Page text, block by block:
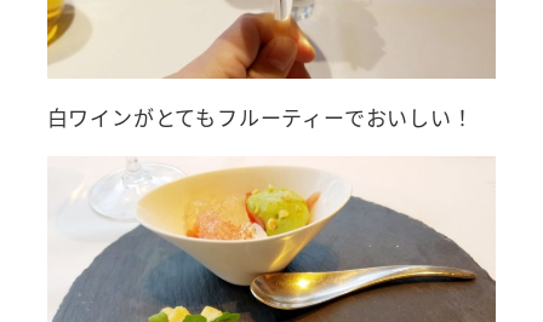
白ワインがとてもフルーティーでおいしい！